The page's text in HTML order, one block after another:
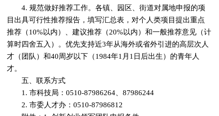
4. 规范做好推荐工作。各镇、园区、街道对属地申报的项
目出具可行性推荐报告，填写汇总表，对个人类项目提出重点
推荐（10%以内）、建议推荐（20%以内）和一般推荐意见（计
算时四舍五入）。优先支持近3年从海外或省外引进的高层次人
才（团队）和40周岁以下（1984年1月1日后出生）的青年人
才。
五、联系方式
1. 市科技局：0510-87986264、87986244
2. 市委人才办：0510-87986812